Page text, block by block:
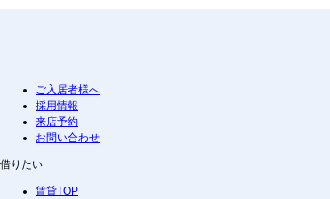
ご入居者様へ
採用情報
来店予約
お問い合わせ
借りたい
賃貸TOP